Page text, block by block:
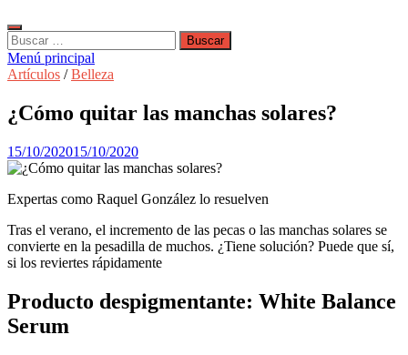
Buscar:
Menú principal
Artículos /Belleza
¿Cómo quitar las manchas solares?
15/10/202015/10/2020
Expertas como Raquel González lo resuelven
Tras el verano, el incremento de las pecas o las manchas solares se
convierte en la pesadilla de muchos. ¿Tiene solución? Puede que sí,
si los reviertes rápidamente
Producto despigmentante: White Balance
Serum